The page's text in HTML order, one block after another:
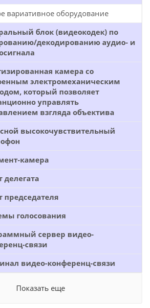
вариативное оборудование
блок (видеокодек) по
декодированию аудио- и
камера со
электромеханическим
который позволяет
управлять
взгляда объектива
высокочувствительный
камера
делегата
председателя
голосования
сервер видео-
связи
видео-конференц-связи
Показать еще